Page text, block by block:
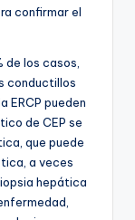
confirmar el
de los casos,
conductillos
ERCP pueden
de CEP se
que puede
a veces
hepática